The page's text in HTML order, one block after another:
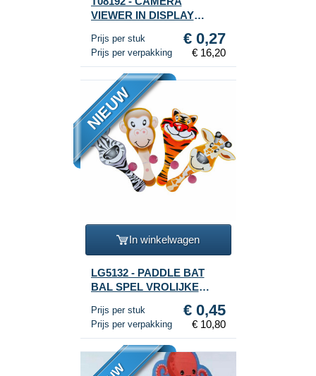
VIEWER IN DISPLAY
Prijs per stuk € 0,27
Prijs per verpakking € 16,20
NIEUW
In winkelwagen
LG5132 - PADDLE BAT
BAL SPEL VROLIJKE
Prijs per stuk € 0,45
Prijs per verpakking € 10,80